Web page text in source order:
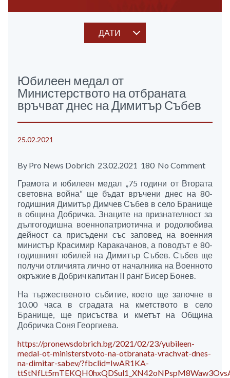
ДАТИ
Юбилеен медал от
Министерството на отбраната
връчват днес на Димитър Събев
25.02.2021
By Pro News Dobrich 23.02.2021 180 No Comment
Грамота и юбилеен медал „75 години от Втората
световна война“ ще бъдат връчени днес на 80-
годишния Димитър Димчев Събев в село Бранище
в община Добричка. Знаците на признателност за
дългогодишна военнопатриотична и родолюбива
дейност са присъдени със заповед на военния
министър Красимир Каракачанов, а поводът е 80-
годишният юбилей на Димитър Събев. Събев ще
получи отличията лично от началника на Военното
окръжие в Добрич капитан II ранг Бисер Бонев.
На тържественото събитие, което ще започне в
10.00 часа в сградата на кметството в село
Бранище, ще присъства и кметът на Община
Добричка Соня Георгиева.
https://pronewsdobrich.bg/2021/02/23/yubileen-
medal-ot-ministerstvoto-na-otbranata-vrachvat-dnes-
na-dimitar-sabev/?fbclid=IwAR1KA-